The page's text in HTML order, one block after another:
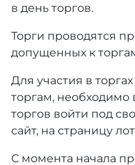
в день торгов.
Торги проводятся
допущенных к
Для участия в
торгам, необходимо
торгов войти под
сайт, на страницу
С момента начала